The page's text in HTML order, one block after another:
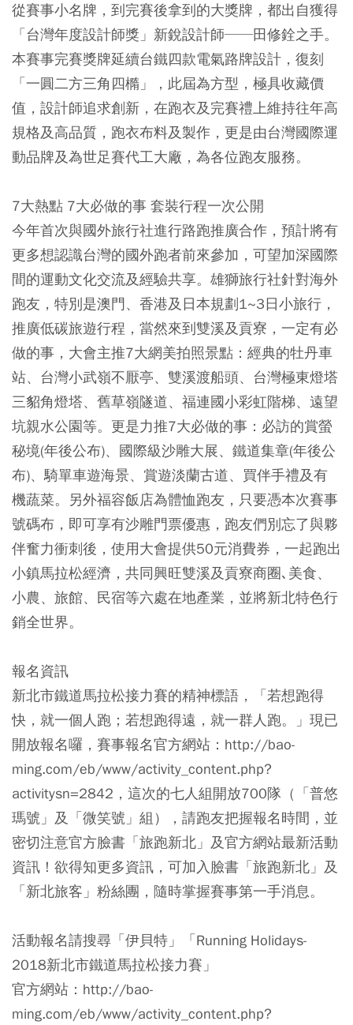
從賽事小名牌，到完賽後拿到的大獎牌，都出自獲得
「台灣年度設計師獎」新銳設計師──田修銓之手。
本賽事完賽獎牌延續台鐵四款電氣路牌設計，復刻
「一圓二方三角四橢」，此屆為方型，極具收藏價
值，設計師追求創新，在跑衣及完賽禮上維持往年高
規格及高品質，跑衣布料及製作，更是由台灣國際運
動品牌及為世足賽代工大廠，為各位跑友服務。
7大熱點 7大必做的事 套裝行程一次公開
今年首次與國外旅行社進行路跑推廣合作，預計將有
更多想認識台灣的國外跑者前來參加，可望加深國際
間的運動文化交流及經驗共享。雄獅旅行社針對海外
跑友，特別是澳門、香港及日本規劃1~3日小旅行，
推廣低碳旅遊行程，當然來到雙溪及貢寮，一定有必
做的事，大會主推7大網美拍照景點：經典的牡丹車
站、台灣小武嶺不厭亭、雙溪渡船頭、台灣極東燈塔
三貂角燈塔、舊草嶺隧道、福連國小彩虹階梯、遠望
坑親水公園等。更是力推7大必做的事：必訪的賞螢
秘境(年後公布)、國際級沙雕大展、鐵道集章(年後公
布)、騎單車遊海景、賞遊淡蘭古道、買伴手禮及有
機蔬菜。另外福容飯店為體恤跑友，只要憑本次賽事
號碼布，即可享有沙雕門票優惠，跑友們別忘了與夥
伴奮力衝刺後，使用大會提供50元消費券，一起跑出
小鎮馬拉松經濟，共同興旺雙溪及貢寮商圈､美食、
小農、旅館、民宿等六處在地產業，並將新北特色行
銷全世界。
報名資訊
新北市鐵道馬拉松接力賽的精神標語，「若想跑得
快，就一個人跑；若想跑得遠，就一群人跑。」現已
開放報名囉，賽事報名官方網站：http://bao-
ming.com/eb/www/activity_content.php?
activitysn=2842，這次的七人組開放700隊（「普悠
瑪號」及「微笑號」組），請跑友把握報名時間，並
密切注意官方臉書「旅跑新北」及官方網站最新活動
資訊！欲得知更多資訊，可加入臉書「旅跑新北」及
「新北旅客」粉絲團，隨時掌握賽事第一手消息。
活動報名請搜尋「伊貝特」「Running Holidays-
2018新北市鐵道馬拉松接力賽」
官方網站：http://bao-
ming.com/eb/www/activity_content.php?